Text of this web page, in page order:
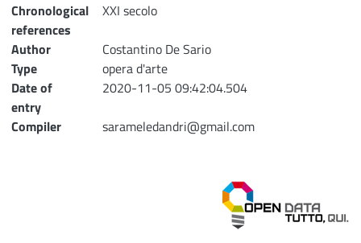
Chronological
references
XXI secolo
Author
Costantino De Sario
Type
opera d'arte
Date of
entry
2020-11-05 09:42:04.504
Compiler
sarameledandri@gmail.com